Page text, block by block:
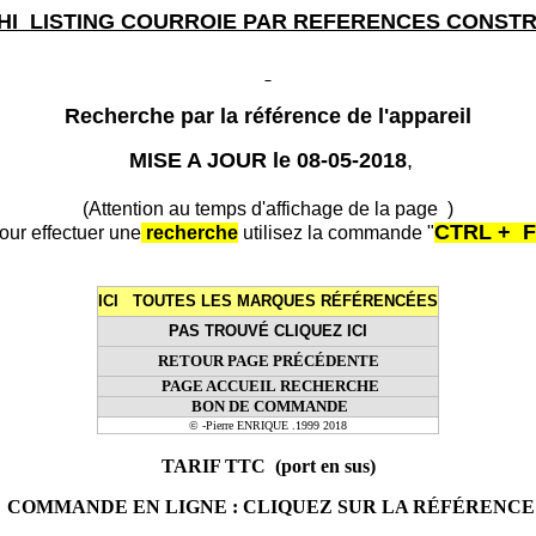
LISTING COURROIE PAR REFERENCES
Recherche par la référence de l'appareil
MISE A JOUR le 08-05-2018,
(Attention au temps d'affichage de la page )
effectuer une rechercheutilisez la commande "CTRL + F
ICI TOUTES LES MARQUES RÉFÉRENCÉES
PAS TROUVÉ CLIQUEZ ICI
RETOUR PAGE PRÉCÉDENTE
PAGE ACCUEIL RECHERCHE
BON DE COMMANDE
© -Pierre ENRIQUE .1999 2018
TARIF TTC (port en sus)
COMMANDE EN LIGNE : CLIQUEZ SUR LA RÉFÉRENCE